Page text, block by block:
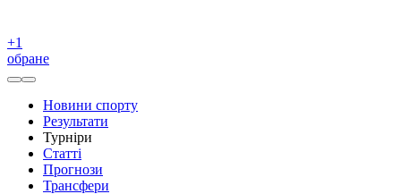
+1
обране
Новини спорту
Результати
Турніри
Статті
Прогнози
Трансфери